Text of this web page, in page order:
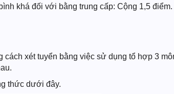
khá đối với bằng trung cấp: Cộng 1,5 điểm.
xét tuyển bằng việc sử dụng tổ hợp 3
thức dưới đây.